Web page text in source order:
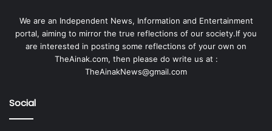
We are an Independent News, Information and Entertainment
portal, aiming to mirror the true reflections of our society.If you
are interested in posting some reflections of your own on
TheAinak.com, then please do write us at :
TheAinakNews@gmail.com
Social